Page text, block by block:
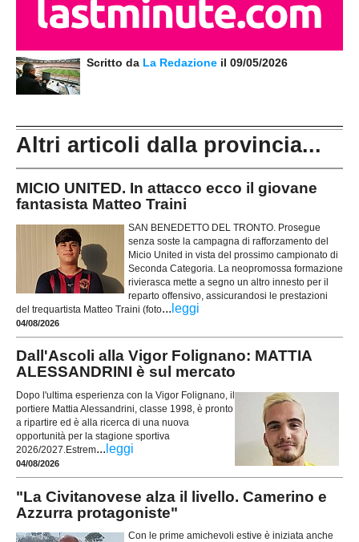
Scritto da La Redazione il 09/05/2026
Altri articoli dalla provincia...
MICIO UNITED. In attacco ecco il giovane
fantasista Matteo Traini
SAN BENEDETTO DEL TRONTO. Prosegue
senza soste la campagna di rafforzamento del
Micio United in vista del prossimo campionato di
Seconda Categoria. La neopromossa formazione
rivierasca mette a segno un altro innesto per il
reparto offensivo, assicurandosi le prestazioni
del trequartista Matteo Traini (foto... leggi
04/08/2026
Dall'Ascoli alla Vigor Folignano: MATTIA
ALESSANDRINI è sul mercato
Dopo l'ultima esperienza con la Vigor Folignano, il
portiere Mattia Alessandrini, classe 1998, è pronto
a ripartire ed è alla ricerca di una nuova
opportunità per la stagione sportiva
2026/2027.Estrem... leggi
04/08/2026
"La Civitanovese alza il livello. Camerino e
Azzurra protagoniste"
Con le prime amichevoli estive è iniziata anche